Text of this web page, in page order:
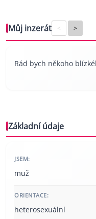
Můj inzerát < >
Rád bych někoho
Základní údaje
JSEM:
muž
ORIENTACE:
heterosexuální